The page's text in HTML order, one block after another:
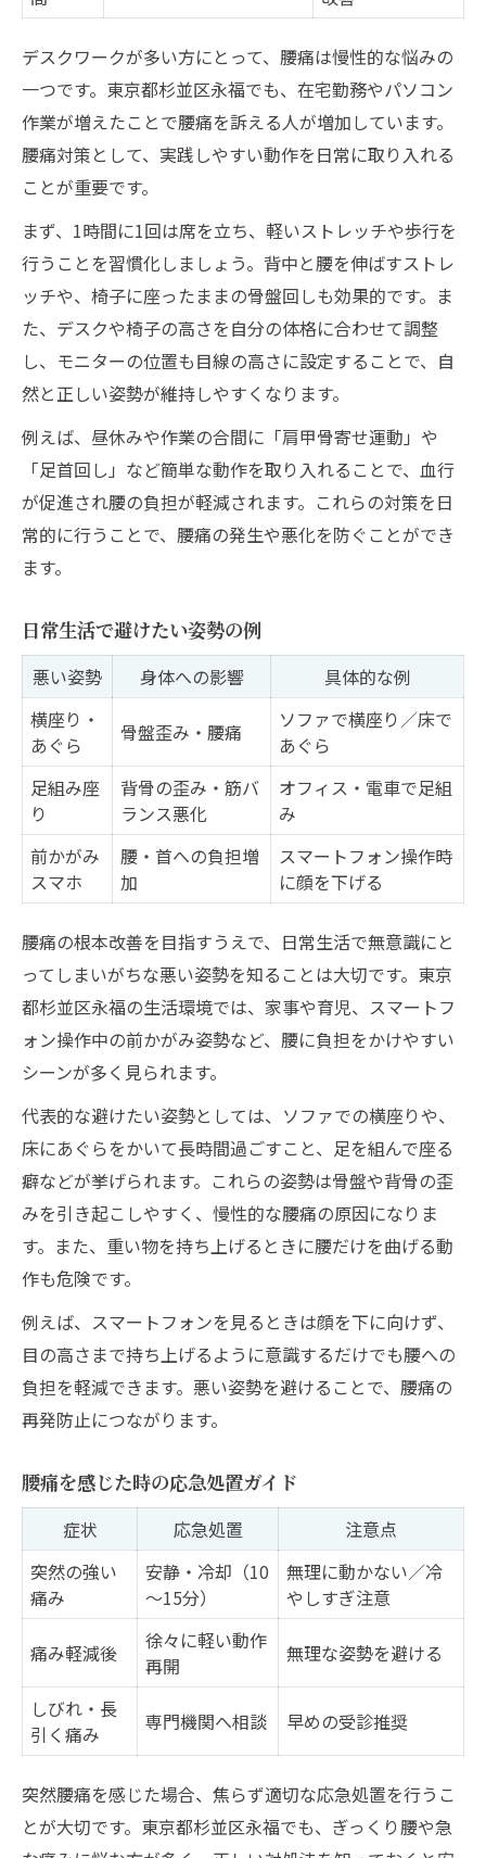
デスクワークが多い方にとって、腰痛は慢性的な悩みの
一つです。東京都杉並区永福でも、在宅勤務やパソコン
作業が増えたことで腰痛を訴える人が増加しています。
腰痛対策として、実践しやすい動作を日常に取り入れる
ことが重要です。
まず、1時間に1回は席を立ち、軽いストレッチや歩行を
行うことを習慣化しましょう。背中と腰を伸ばすストレ
ッチや、椅子に座ったままの骨盤回しも効果的です。ま
た、デスクや椅子の高さを自分の体格に合わせて調整
し、モニターの位置も目線の高さに設定することで、自
然と正しい姿勢が維持しやすくなります。
例えば、昼休みや作業の合間に「肩甲骨寄せ運動」や
「足首回し」など簡単な動作を取り入れることで、血行
が促進され腰の負担が軽減されます。これらの対策を日
常的に行うことで、腰痛の発生や悪化を防ぐことができ
ます。
日常生活で避けたい姿勢の例
悪い姿勢 身体への影響
具体的な例
横座り・
あぐら
骨盤歪み・腰痛
ソファで横座り／床で
あぐら
足組み座
り
背骨の歪み・筋バ
ランス悪化
オフィス・電車で足組
み
前かがみ
スマホ
腰・首への負担増
加
スマートフォン操作時
に顔を下げる
腰痛の根本改善を目指すうえで、日常生活で無意識にと
ってしまいがちな悪い姿勢を知ることは大切です。東京
都杉並区永福の生活環境では、家事や育児、スマートフ
ォン操作中の前かがみ姿勢など、腰に負担をかけやすい
シーンが多く見られます。
代表的な避けたい姿勢としては、ソファでの横座りや、
床にあぐらをかいて長時間過ごすこと、足を組んで座る
癖などが挙げられます。これらの姿勢は骨盤や背骨の歪
みを引き起こしやすく、慢性的な腰痛の原因になりま
す。また、重い物を持ち上げるときに腰だけを曲げる動
作も危険です。
例えば、スマートフォンを見るときは顔を下に向けず、
目の高さまで持ち上げるように意識するだけでも腰への
負担を軽減できます。悪い姿勢を避けることで、腰痛の
再発防止につながります。
腰痛を感じた時の応急処置ガイド
症状 応急処置
注意点
突然の強い
痛み
安静・冷却（10
～15分）
無理に動かない／冷
やしすぎ注意
痛み軽減後
徐々に軽い動作
再開
無理な姿勢を避ける
しびれ・長
引く痛み
専門機関へ相談 早めの受診推奨
突然腰痛を感じた場合、焦らず適切な応急処置を行うこ
とが大切です。東京都杉並区永福でも、ぎっくり腰や急